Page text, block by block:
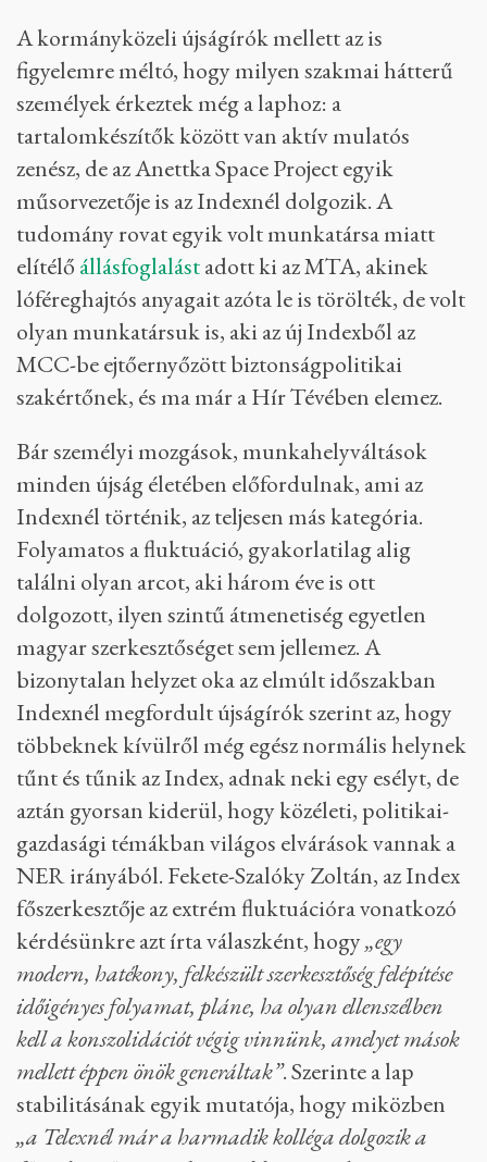
A kormányközeli újságírók mellett az is
figyelemre méltó, hogy milyen szakmai hátterű
személyek érkeztek még a laphoz: a
tartalomkészítők között van aktív mulatós
zenész, de az Anettka Space Project egyik
műsorvezetője is az Indexnél dolgozik. A
tudomány rovat egyik volt munkatársa miatt
elítélő állásfoglalástadott ki az MTA, akinek
lóféreghajtós anyagait azóta le is törölték, de volt
olyan munkatársuk is, aki az új Indexből az
MCC-be ejtőernyőzött biztonságpolitikai
szakértőnek, és ma már a Hír Tévében elemez.
Bár személyi mozgások, munkahelyváltások
minden újság életében előfordulnak, ami az
Indexnél történik, az teljesen más kategória.
Folyamatos a fluktuáció, gyakorlatilag alig
találni olyan arcot, aki három éve is ott
dolgozott, ilyen szintű átmenetiség egyetlen
magyar szerkesztőséget sem jellemez. A
bizonytalan helyzet oka az elmúlt időszakban
Indexnél megfordult újságírók szerint az, hogy
többeknek kívülről még egész normális helynek
tűnt és tűnik az Index, adnak neki egy esélyt, de
aztán gyorsan kiderül, hogy közéleti, politikai-
gazdasági témákban világos elvárások vannak a
NER irányából. Fekete-Szalóky Zoltán, az Index
főszerkesztője az extrém fluktuációra vonatkozó
kérdésünkre azt írta válaszként, hogy„egy
modern, hatékony, felkészült szerkesztőség felépítése
időigényes folyamat, pláne, ha olyan ellenszélben
kell a konszolidációt végig vinnünk, amelyet mások
mellett éppen önök generáltak”. Szerinte a lap
stabilitásának egyik mutatója, hogy miközben
„a Telexnél már a harmadik kolléga dolgozik a